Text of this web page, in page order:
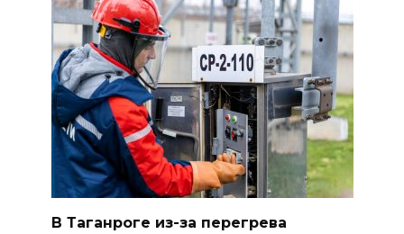
В Таганроге из-за перегрева